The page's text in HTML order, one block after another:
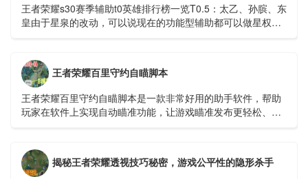
王者荣耀s30赛季辅助t0英雄排行榜一览​​​​​​​T0.5：太乙、孙膑、东
皇由于星泉的改动，可以说现在的功能型辅助都可以做星权，
王者荣耀百里守约自瞄脚本
王者荣耀百里守约自瞄脚本是一款非常好用的助手软件，帮助
玩家在软件上实现自动瞄准功能，让游戏瞄准发布更轻松、更
揭秘王者荣耀透视技巧秘密，游戏公平性的隐形杀手